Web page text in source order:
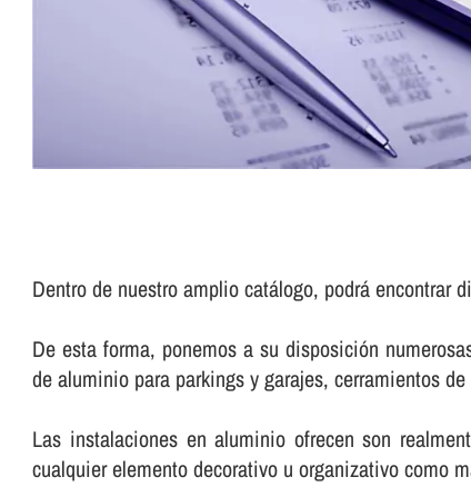
Dentro de nuestro amplio catálogo, podrá encontrar
De esta forma, ponemos a su disposición
de aluminio para parkings y garajes, cerramientos
Las instalaciones en aluminio ofrecen son
cualquier elemento decorativo u organizativo como